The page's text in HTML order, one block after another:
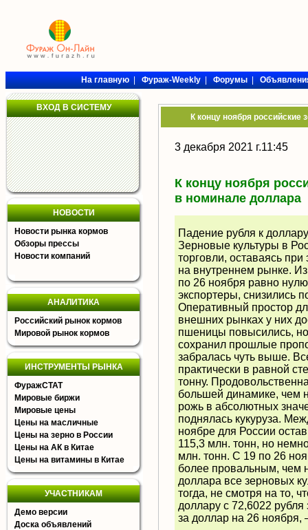
На главную|Фураж-Weekly|Форумы|
ВХОД В СИСТЕМУ
НОВОСТИ
Новости рынка кормов
Обзоры прессы
Новости компаний
АНАЛИТИКА
Российский рынок кормов
Мировой рынок кормов
ИНСТРУМЕНТЫ РЫНКА
ФуражСТАТ
Мировые биржи
Мировые цены
Цены на масличные
Цены на зерно в России
Цены на АК в Китае
Цены на витамины в Китае
УЧАСТНИКАМ
Демо версии
Доска объявлений
К концу ноября
3 декабря 2021 г.11:45
К концу ноября
в номинале доллара
Падение рубля к
Зерновые культуры в
торговли, оставаясь
на внутреннем рынке.
по 26 ноября равно
экспортеры, снизились
Оперативный простор
внешних рынках у них
пшеницы повысились,
сохранил прошлые
забралась чуть выше.
практически в равной
тонну.
большей динамике, чем
рожь в абсолютных
поднялась кукуруза.
ноябре для России
115,3 млн. тонн, но
млн. тонн. С 19 по 26
более провальным, чем
доллара все зерновых
тогда, не смотря на то,
доллару с 72,6022
за доллар на 26 ноября,